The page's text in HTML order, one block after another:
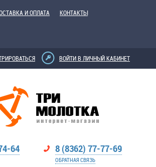
И ОПЛАТА КОНТАКТЫ
ВОЙТИ В ЛИЧНЫЙ КАБИНЕТ
64 8 (8362) 77-77-69
ОБРАТНАЯ СВЯЗЬ